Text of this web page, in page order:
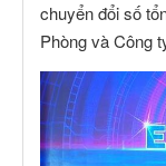
chuyển đổi số
Phòng và Công